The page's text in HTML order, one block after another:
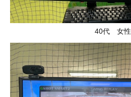
40代 女性